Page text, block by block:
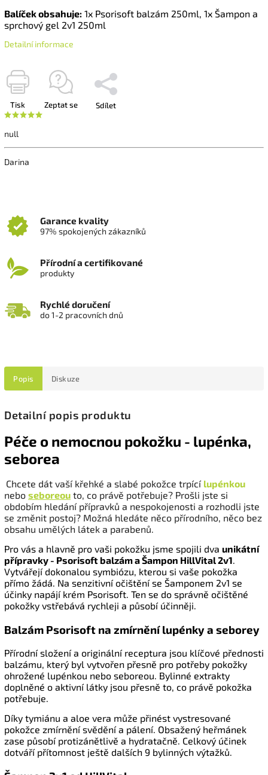
Balíček obsahuje: 1x Psorisoft balzám 250ml, 1x Šampon a
sprchový gel 2v1 250ml
Detailní informace
Tisk Zeptat se Sdílet
null
Darina
Garance kvality
97% spokojených zákazníků
Přírodní a certifikované
produkty
Rychlé doručení
do 1-2 pracovních dnů
Popis Diskuze
Detailní popis produktu
Péče o nemocnou pokožku - lupénka,
seborea
Chcete dát vaší křehké a slabé pokožce trpící lupénkou
nebo seboreou to, co právě potřebuje? Prošli jste si
obdobím hledání přípravků a nespokojenosti a rozhodli jste
se změnit postoj? Možná hledáte něco přírodního, něco bez
obsahu umělých látek a parabenů.
Pro vás a hlavně pro vaši pokožku jsme spojili dva unikátní
přípravky - Psorisoft balzám a Šampon HillVital 2v1
Vytvářejí dokonalou symbiózu, kterou si vaše pokožka
přímo žádá. Na senzitivní očištění se Šamponem 2v1 se
účinky napájí krém Psorisoft. Ten se do správně očištěné
pokožky vstřebává rychleji a působí účinněji.
Balzám Psorisoft na zmírnění lupénky a seborey
Přírodní složení a originální receptura jsou klíčové přednosti
balzámu, který byl vytvořen přesně pro potřeby pokožky
ohrožené lupénkou nebo seboreou. Bylinné extrakty
doplněné o aktivní látky jsou přesně to, co právě pokožka
potřebuje.
Díky tymiánu a aloe vera může přinést vystresované
pokožce zmírnění svědění a pálení. Obsažený heřmánek
zase působí protizánětlivě a hydratačně. Celkový účinek
dotváří přítomnost ještě dalších 9 bylinných výtažků.